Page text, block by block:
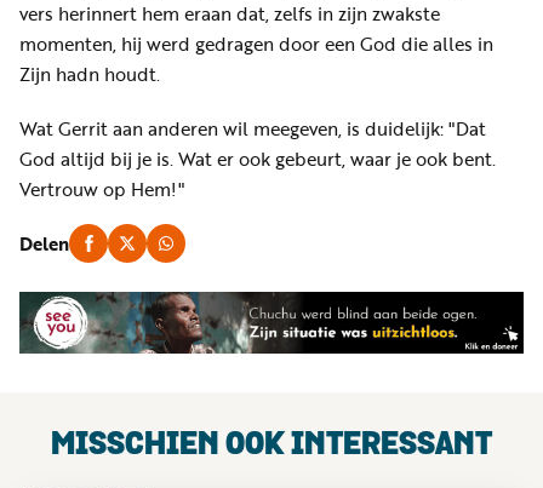
vers herinnert hem eraan dat, zelfs in zijn zwakste
momenten, hij werd gedragen door een God die alles in
Zijn hadn houdt.
Wat Gerrit aan anderen wil meegeven, is duidelijk: "Dat
God altijd bij je is. Wat er ook gebeurt, waar je ook bent.
Vertrouw op Hem!"
Delen
MISSCHIEN OOK INTERESSANT